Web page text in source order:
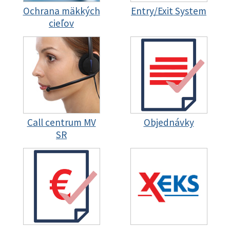
Ochrana mäkkých
cieľov
Entry/Exit System
Call centrum MV
SR
Objednávky